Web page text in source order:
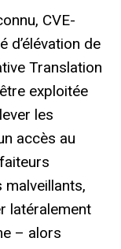
CVE-
d’élévation de
Translation
exploitée
les
accès au
latéralement
– alors